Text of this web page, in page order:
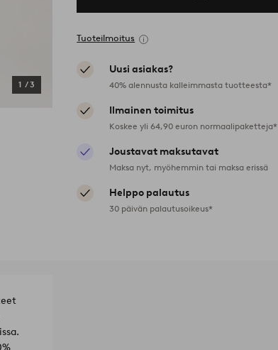
1 /3
Tuoteilmoitus
Uusi asiakas?
40% alennusta kalleimmasta tuotteesta*
Ilmainen toimitus
Koskee yli 64,90 euron normaalipaketteja*
Joustavat maksutavat
Maksa nyt, myöhemmin tai maksa erissä
Helppo palautus
30 päivän palautusoikeus*